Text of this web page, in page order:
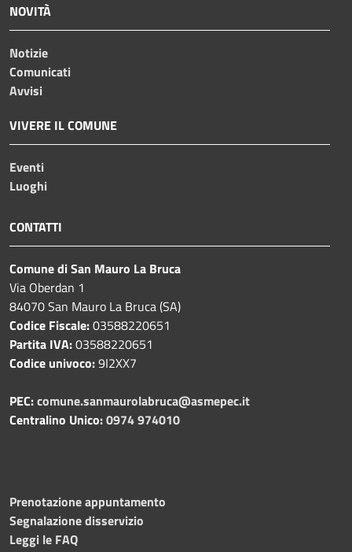
NOVITÀ
Notizie
Comunicati
Avvisi
VIVERE IL COMUNE
Eventi
Luoghi
CONTATTI
Comune di San Mauro La Bruca
Via Oberdan 1
84070 San Mauro La Bruca (SA)
Codice Fiscale:03588220651
Partita IVA:03588220651
Codice univoco:9I2XX7
PEC:comune.sanmaurolabruca@asmepec.it
Centralino Unico:0974 974010
Prenotazione appuntamento
Segnalazione disservizio
Leggi le FAQ